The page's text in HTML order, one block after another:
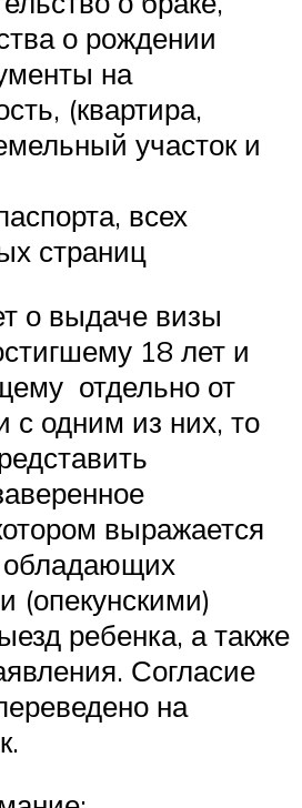
о рождении
на
(квартира,
участок и
всех
страниц
о выдаче визы
18 лет и
отдельно от
с одним из них, то
выражается
обладающих
(опекунскими)
ребенка, а также
Согласие
на